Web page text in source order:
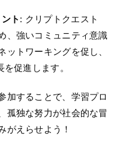
ト : クリプトクエスト
、強いコミュニティ意識
ットワーキングを促し、
促進します。
加することで、学習プロ
孤独な努力が社会的な冒
がえらせよう！